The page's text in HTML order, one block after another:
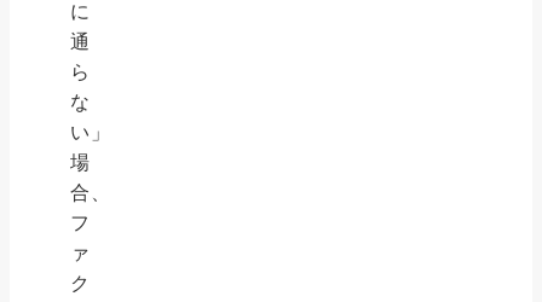
に
通
ら
な
い」
場
合、
フ
ァ
ク